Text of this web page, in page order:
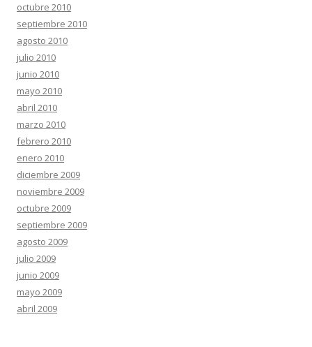
octubre 2010
septiembre 2010
agosto 2010
julio 2010
junio 2010
mayo 2010
abril 2010
marzo 2010
febrero 2010
enero 2010
diciembre 2009
noviembre 2009
octubre 2009
septiembre 2009
agosto 2009
julio 2009
junio 2009
mayo 2009
abril 2009